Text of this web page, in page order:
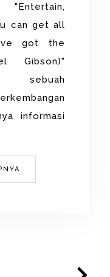
can get all
got the
Gibson)"
sebuah
informasi